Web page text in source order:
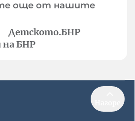
още от нашите
Детското.БНР
на БНР